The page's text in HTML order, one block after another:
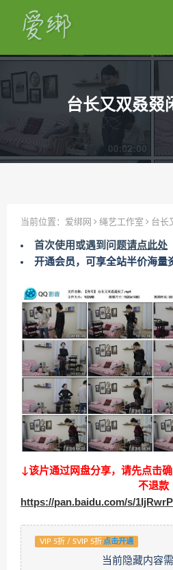
台长又双叒叕
当前位置： 爱绑网 绳艺工作室 台长
首次使用或遇到问题请点此处
开通会员，可享全站半价海量
↓该片通过网盘分享，请先点击
不退款
https://pan.baidu.com/s/
VIP 5折 / SVIP 5折 点击开通
当前隐藏内容